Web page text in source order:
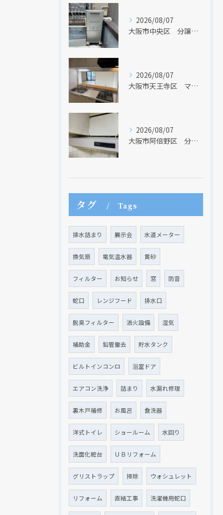
2026/08/07
大阪市中央区 分譲マンションの給湯器取替リフォーム工事 UV除菌機能搭載給湯器
2026/08/07
大阪市天王寺区 マンションのキッチン取替及び内装リフォーム工事 クリナップ
2026/08/07
大阪市阿倍野区 分譲マンションのレンジフード取替リフォーム工事 タカラスタンダード
タグ Tags
排水詰まり 展示会 水道メーター
換気扇 電気温水器 黄砂
フィルター お知らせ 窓 防音
蛇口 レンジフード 排水口
脱臭フィルター 消火設備 湿気
補助金 鉛管撤去 貯水タンク
ビルトインコンロ 浴室ドア
エアコン洗浄 詰まり 水漏れ修理
裏木戸補修 お風呂 食洗器
洋式トイレ ショールーム 水回り
洗面化粧台 ＵＢリフォーム
グリストラップ 掃除 ウォシュレット
リフォーム 直結工事 洗濯機用蛇口
現在、新聞に入っている折込チラシです。
クリックでチラシのページにジャンプします
現在、新聞に入っている折込チラシです。
クリックでチラシのページにジャンプします